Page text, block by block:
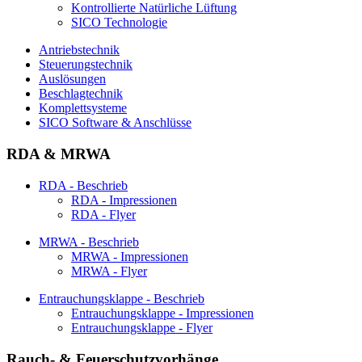
Kontrollierte Natürliche Lüftung
SICO Technologie
Antriebstechnik
Steuerungstechnik
Auslösungen
Beschlagtechnik
Komplettsysteme
SICO Software & Anschlüsse
RDA & MRWA
RDA - Beschrieb
RDA - Impressionen
RDA - Flyer
MRWA - Beschrieb
MRWA - Impressionen
MRWA - Flyer
Entrauchungsklappe - Beschrieb
Entrauchungsklappe - Impressionen
Entrauchungsklappe - Flyer